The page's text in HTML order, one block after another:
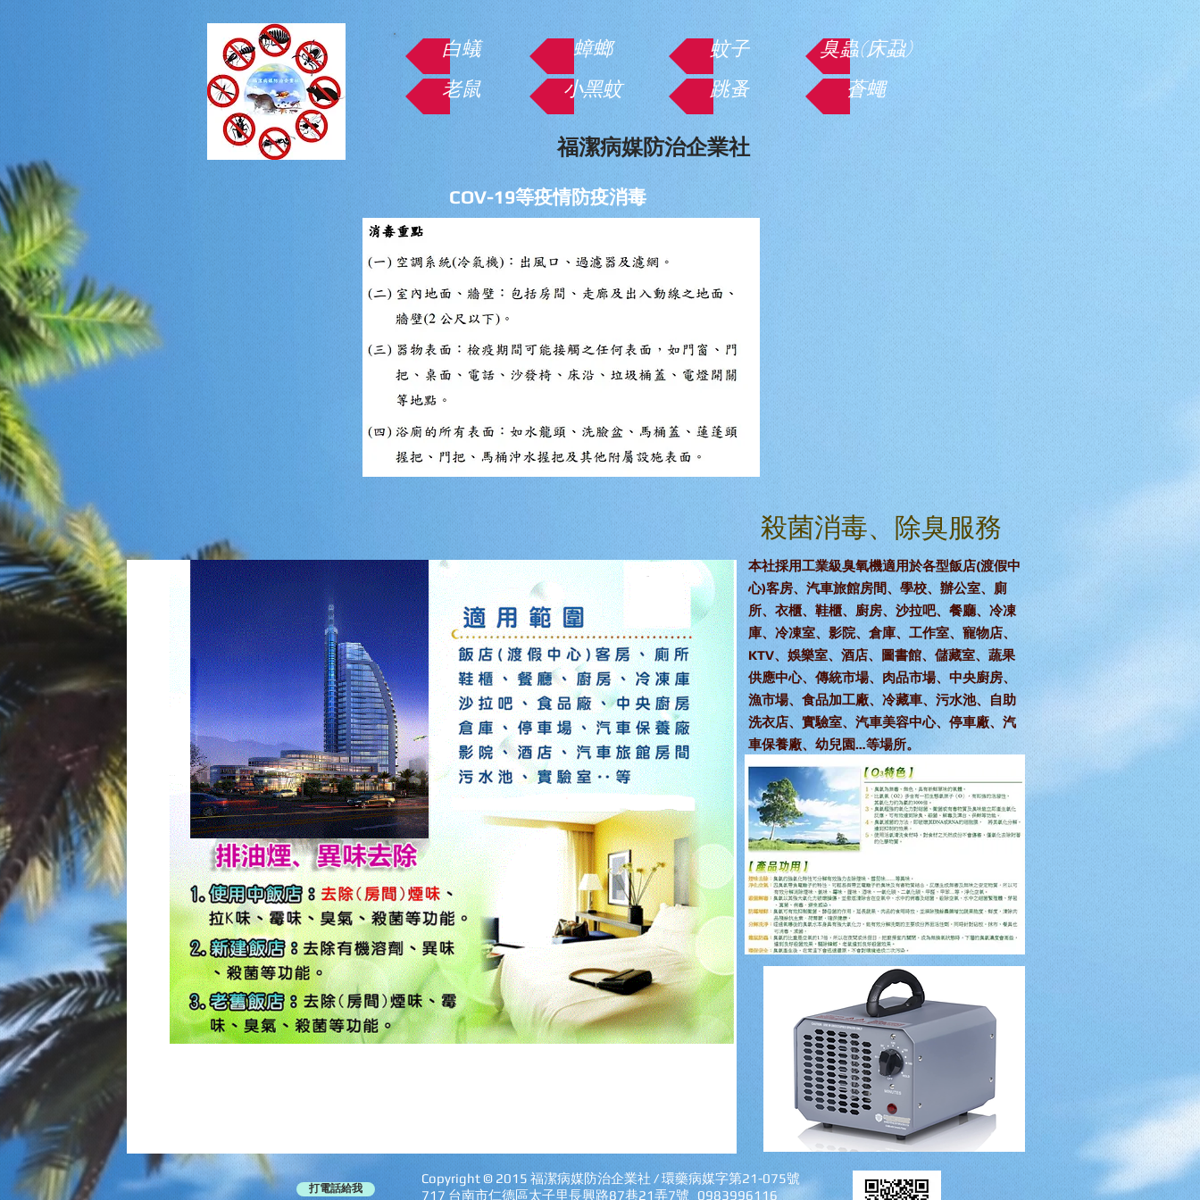
白蟻
老鼠
蟑螂
小黑蚊
蚊子
跳蚤
臭蟲(床蝨)
蒼蠅
福潔病媒防治企業社
​COV-19等疫情防疫消毒
殺菌消毒、除臭服務
本社採用工業級臭氧機適用於各型飯店(渡假中
心)客房、汽車旅館房間、學校、辦公室、廁
所、衣櫃、鞋櫃、廚房、沙拉吧、餐廳、冷凍
庫、冷凍室、影院、倉庫、工作室、寵物店、
KTV、娛樂室、酒店、圖書館、儲藏室、蔬果
供應中心、傳統市場、肉品市場、中央廚房、
漁市場、食品加工廠、冷藏車、污水池、自助
洗衣店、實驗室、汽車美容中心、停車廠、汽
車保養廠、幼兒園…等場所。
打電話給我
Copyright © 2015 福潔病媒防治企業社 / 環藥病媒字第21-075號
​717 台南市仁德區太子里長興路87巷21弄7號 0983996116